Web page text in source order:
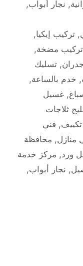
, نجار أبواب,
,تركيب إيكيا,
تركيب مضخة,
, تسليك
, خدم بالساعة,
, غسيل
ثلاجات
, فني
منازل, محافظة
ورد, مركز خدمة
, نجار أبواب,